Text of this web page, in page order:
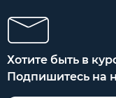
Хотите быть в
Подпишитесь на